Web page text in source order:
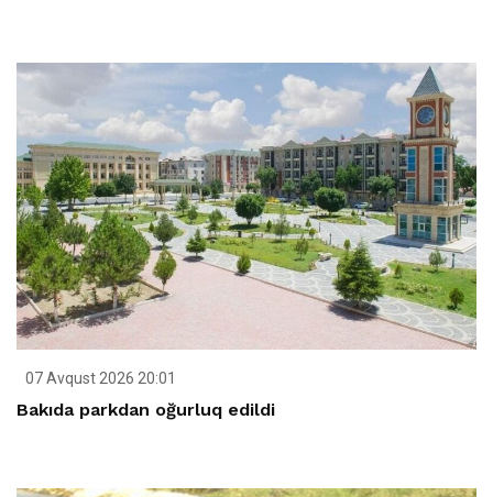
07 Avqust 2026 20:01
Bakıda parkdan oğurluq edildi